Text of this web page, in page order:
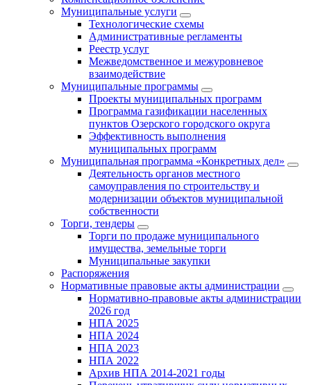
Муниципальные услуги
Технологические схемы
Административные регламенты
Реестр услуг
Межведомственное и межуровневое
взаимодействие
Муниципальные программы
Проекты муниципальных программ
Программа газификации населенных
пунктов Озерского городского округа
Эффективность выполнения
муниципальных программ
Муниципальная программа «Конкретных дел»
Деятельность органов местного
самоуправления по строительству и
модернизации объектов муниципальной
собственности
Торги, тендеры
Торги по продаже муниципального
имущества, земельные торги
Муниципальные закупки
Распоряжения
Нормативные правовые акты администрации
Нормативно-правовые акты администрации
2026 год
НПА 2025
НПА 2024
НПА 2023
НПА 2022
Архив НПА 2014-2021 годы